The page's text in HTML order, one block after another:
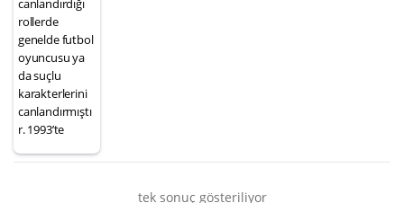
canlandırdığı
rollerde
genelde futbol
oyuncusu ya
da suçlu
karakterlerini
canlandırmıştı
r. 1993’te
tek sonuç gösteriliyor